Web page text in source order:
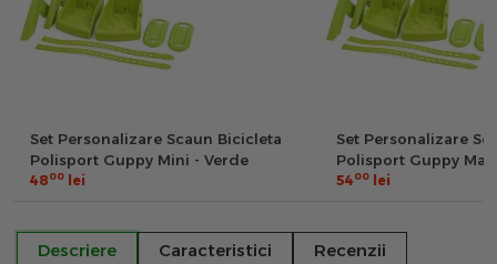
Set Personalizare Scaun Bicicleta
Polisport Guppy Mini - Verde
4800 lei
Set Personalizare
Polisport Guppy
5400 lei
Descriere Caracteristici Recenzii